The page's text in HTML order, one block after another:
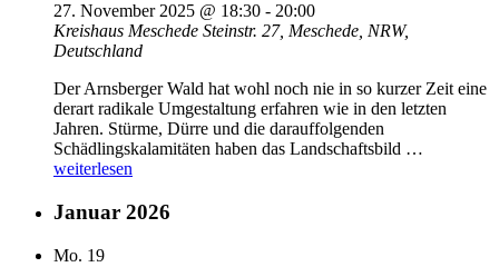
27. November 2025 @ 18:30 - 20:00
Kreishaus Meschede Steinstr. 27, Meschede, NRW,
Deutschland
Der Arnsberger Wald hat wohl noch nie in so kurzer Zeit eine
derart radikale Umgestaltung erfahren wie in den letzten
Jahren. Stürme, Dürre und die darauffolgenden
Schädlingskalamitäten haben das Landschaftsbild …
weiterlesen
Januar 2026
Mo. 19